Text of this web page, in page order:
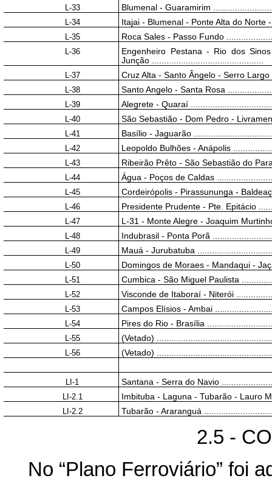
L-33
Blumenal - Guaramirim
L-34
Itajai - Blumenal - Ponte Alta do Norte
L-35
Roca Sales - Passo Fundo
L-36
Engenheiro Pestana - Rio dos
Junção ..............................................
L-37
Cruz Alta - Santo Ângelo - Serro
L-38
Santo Angelo - Santa Rosa
L-39
Alegrete - Quaraí
L-40
São Sebastião - Dom Pedro -
L-41
Basílio - Jaguarão
L-42
Leopoldo Bulhões - Anápolis
L-43
Ribeirão Prêto - São Sebastião do
L-44
Água - Poços de Caldas
L-45
Cordeirópolis - Pirassununga -
L-46
Presidente Prudente - Pte. Epitácio
L-47
L-31 - Monte Alegre - Joaquim
L-48
Indubrasil - Ponta Porã
L-49
Mauá - Jurubatuba
L-50
Domingos de Moraes - Mandaqui -
L-51
Cumbica - São Miguel Paulista
L-52
Visconde de Itaboraí - Niterói
L-53
Campos Elísios - Ambai
L-54
Pires do Rio - Brasília
L-55
(Vetado)
L-56
(Vetado)
LI-1
Santana - Serra do Navio
LI-2.1
Imbituba - Laguna - Tubarão - Lauro
LI-2.2
Tubarão - Araranguá
2.5 -
No “Plano Ferroviário” foi